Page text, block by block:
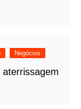
Negócios